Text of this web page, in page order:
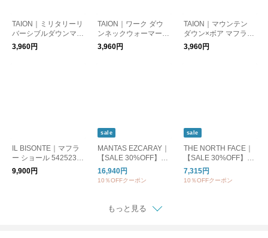
TAION｜ミリタリーリ
バーシブルダウンマフ
ラー DOWN MUFFLE
R TAION-R201ML-1
3,960円
TAION｜ワーク ダウ
ンネックウォーマー
ユニセックス taion-20
3wk
3,960円
TAION｜マウンテン
ダウン×ボア マフラー
2way リバーシブル TA
ION-R201MT
3,960円
IL BISONTE｜マフラ
ー ショール 5425230
9481
9,900円
sale
MANTAS EZCARAY｜
【SALE 30%OFF】S
CARF TARTAN マフラ
ー ストール チェック
ma014
16,940円
10％OFFクーポン
sale
THE NORTH FACE｜
【SALE 30%OFF】ヌ
プシマフラー Nuptse
Muffler ダウン nn7231
7,315円
10％OFFクーポン
もっと見る